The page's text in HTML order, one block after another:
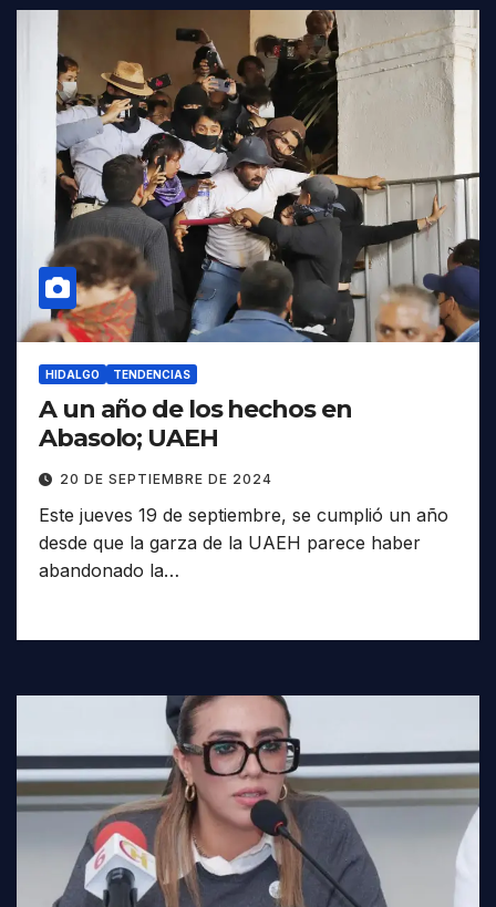
HIDALGO TENDENCIAS
A un año de los hechos en
Abasolo; UAEH
20 DE SEPTIEMBRE DE 2024
Este jueves 19 de septiembre, se cumplió un año
desde que la garza de la UAEH parece haber
abandonado la…